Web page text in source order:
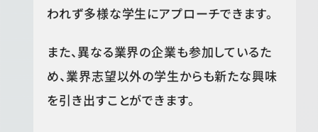
われず多様な学生にアプローチできます。
また、異なる業界の企業も参加しているた
め、業界志望以外の学生からも新たな興味
を引き出すことができます。